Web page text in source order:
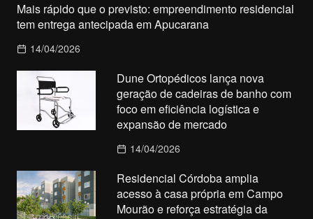
Mais rápido que o previsto: empreendimento residencial
tem entrega antecipada em Apucarana
14/04/2026
Dune Ortopédicos lança nova
geração de cadeiras de banho com
foco em eficiência logística e
expansão de mercado
14/04/2026
Residencial Córdoba amplia
acesso à casa própria em Campo
Mourão e reforça estratégia da